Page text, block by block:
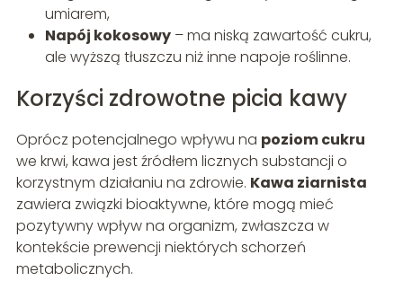
umiarem,
Napój kokosowy– ma niską zawartość cukru,
ale wyższą tłuszczu niż inne napoje roślinne.
Korzyści zdrowotne picia kawy
Oprócz potencjalnego wpływu na poziom cukru
we krwi, kawa jest źródłem licznych substancji o
korzystnym działaniu na zdrowie. Kawa ziarnista
zawiera związki bioaktywne, które mogą mieć
pozytywny wpływ na organizm, zwłaszcza w
kontekście prewencji niektórych schorzeń
metabolicznych.